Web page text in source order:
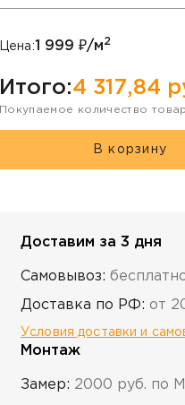
Цена:1 999 ₽/м2
Итого:4 317,84
Покупаемое количество
В корзину
Доставим за 3 дня
Самовывоз:
Доставка по РФ: от
Условия доставки и
Монтаж
Замер: 2000 руб. по